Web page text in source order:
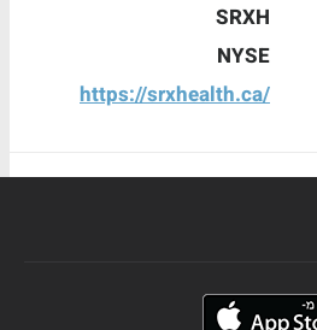
SRXH
NYSE
https://srxhealth.ca/